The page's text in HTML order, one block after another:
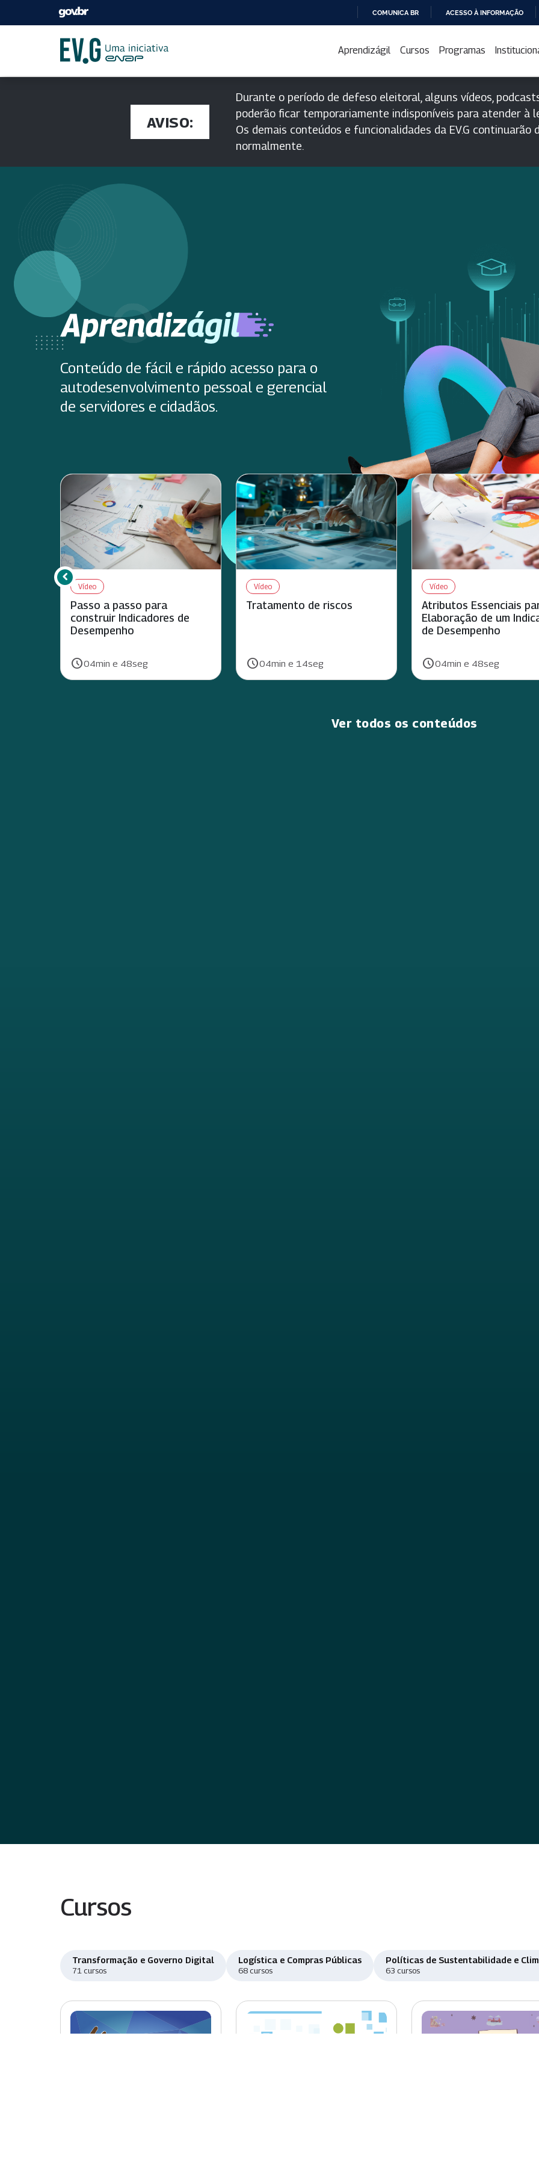
PARA
CONTEÚDO
COMUNICA BR ACESSO À INFORMAÇÃO
Aprendizágil Cursos Programas
AVISO:
Durante o período de defeso eleitoral, alguns vídeos,
poderão ficar temporariamente indisponíveis para atender à
Os demais conteúdos e funcionalidades da EV.G continuarão
normalmente.
Conteúdo de fácil e rápido acesso para o
autodesenvolvimento pessoal e gerencial
de servidores e cidadãos.
Vídeo
Passo a passo para
construir Indicadores de
Desempenho
Duração:
schedule04min e 48seg
Vídeo
Tratamento de riscos
Duração:
schedule04min e 14seg
Vídeo
Atributos Essenciais
Elaboração de um
de Desempenho
Duração:
schedule04min e 48seg
Rolar para esquerda
chevron_left
Ver todos os conteúdos
Cursos
Transformação e Governo Digital
71 cursos
Logística e Compras Públicas
68 cursos
Políticas de Sustentabilidade e
63 cursos